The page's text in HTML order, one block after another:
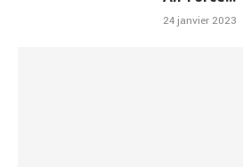
24 janvier 2023